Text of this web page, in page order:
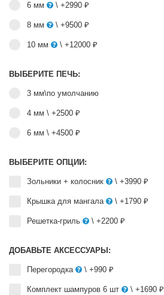
6 мм \ +2990 ₽
8 мм \ +9500 ₽
10 мм \ +12000 ₽
ВЫБЕРИТЕ ПЕЧЬ:
3 мм\по умолчанию
4 мм \ +2500 ₽
6 мм \ +4500 ₽
ВЫБЕРИТЕ ОПЦИИ:
Зольники + колосник \ +3990 ₽
Крышка для мангала \ +1790 ₽
Решетка-гриль \ +2200 ₽
ДОБАВЬТЕ АКСЕССУАРЫ:
Перегородка \ +990 ₽
Комплект шампуров 6 шт \ +1690 ₽